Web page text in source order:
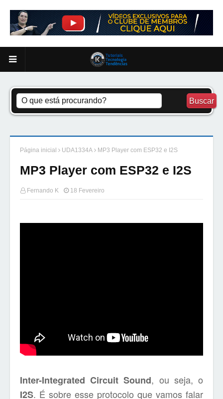
Página inicial UDA1334A MP3 Player com ESP32 e I2S
MP3 Player com ESP32 e I2S
Fernando K 18 Fevereiro
Inter-Integrated Circuit Sound, ou seja, o
I2S. É sobre esse protocolo que vamos falar